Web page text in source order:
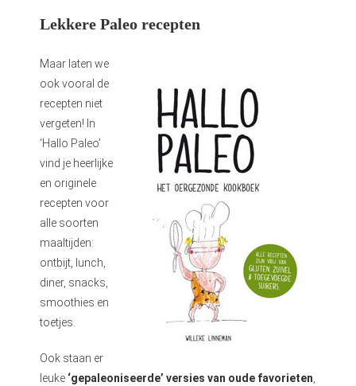
Lekkere Paleo recepten
Maar laten we
ook vooral de
recepten niet
vergeten! In
‘Hallo Paleo’
vind je heerlijke
en originele
recepten voor
alle soorten
maaltijden:
ontbijt, lunch,
diner, snacks,
smoothies en
toetjes.
Ook staan er
leuke ‘gepaleoniseerde’ versies van oude favorieten,